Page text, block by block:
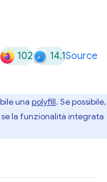
102 14.1Source
una polyfill. Se possibile,
la funzionalità integrata